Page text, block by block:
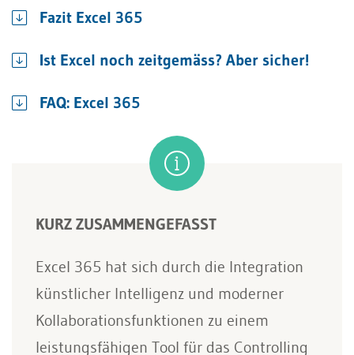
Fazit Excel 365
Ist Excel noch zeitgemäss? Aber sicher!
FAQ: Excel 365
KURZ ZUSAMMENGEFASST
Excel 365 hat sich durch die Integration
künstlicher Intelligenz und moderner
Kollaborationsfunktionen zu einem
leistungsfähigen Tool für das Controlling